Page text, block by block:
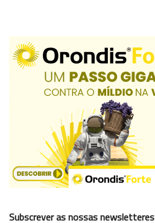
Subscrever as nossas newsletteres